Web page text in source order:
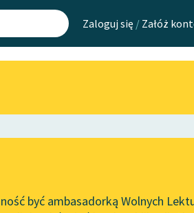
Zaloguj się / Załóż
Mapa Wolnych Lektur
Leśmianator
O
być ambasadorką Wolnych